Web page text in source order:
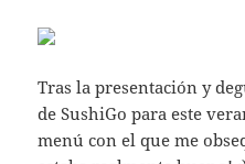
Tras la presentación y
de SushiGo para este
menú con el que me